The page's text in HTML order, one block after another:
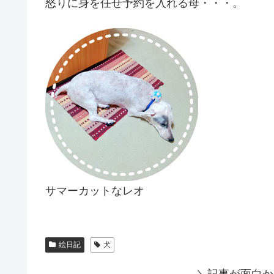
怒りに身を任せ予約を入れる母・・・。
サマーカットなレオ
絵日記 犬